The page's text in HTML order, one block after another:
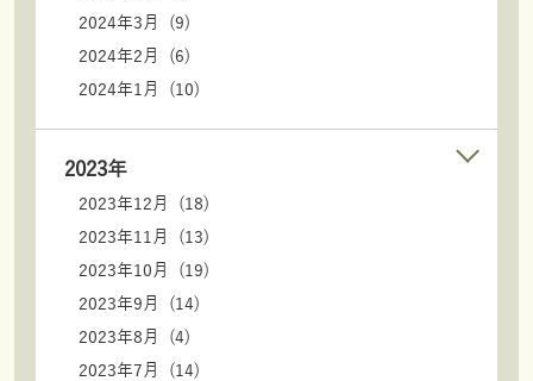
2024年3月 (9)
2024年2月 (6)
2024年1月 (10)
2023年
2023年12月 (18)
2023年11月 (13)
2023年10月 (19)
2023年9月 (14)
2023年8月 (4)
2023年7月 (14)